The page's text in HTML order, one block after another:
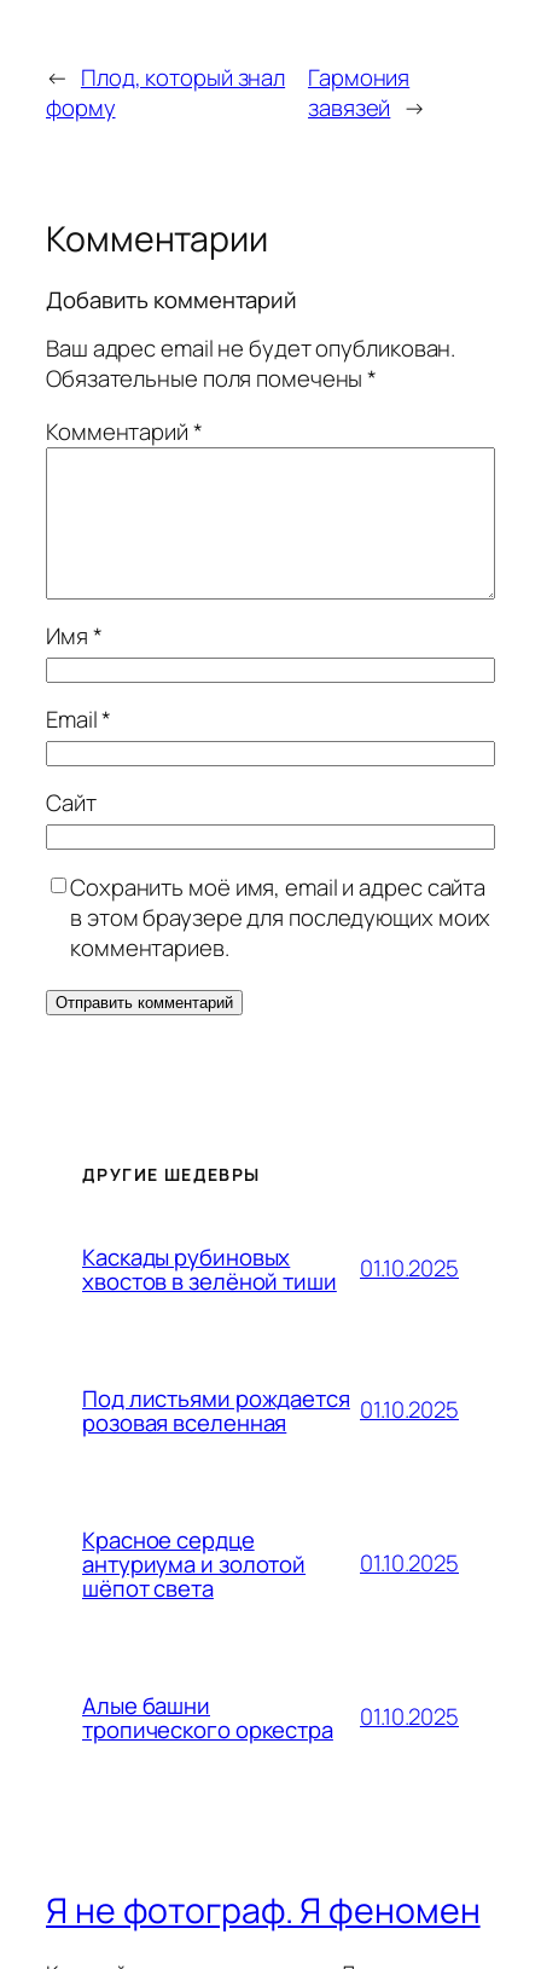
← Плод, который знал
форму
Гармония
завязей →
Комментарии
Добавить комментарий
Ваш адрес email не будет опубликован.
Обязательные поля помечены*
Комментарий*
Имя*
Email*
Сайт
Сохранить моё имя, email и адрес сайта
в этом браузере для последующих моих
комментариев.
ДРУГИЕ ШЕДЕВРЫ
Каскады рубиновых
хвостов в зелёной тиши 01.10.2025
Под листьями рождается
розовая вселенная 01.10.2025
Красное сердце
антуриума и золотой
шёпот света
01.10.2025
Алые башни
тропического оркестра 01.10.2025
Я не фотограф. Я феномен